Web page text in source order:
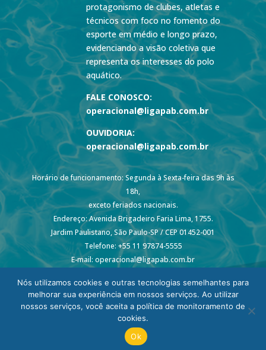
protagonismo de clubes, atletas e
técnicos com foco no fomento do
esporte em médio e longo prazo,
evidenciando a visão coletiva que
representa os interesses do polo
aquático.
FALE CONOSCO:
operacional@ligapab.com.br
OUVIDORIA:
operacional@ligapab.com.br
Horário de funcionamento: Segunda à Sexta-feira das 9h às
18h,
exceto feriados nacionais.
Endereço: Avenida Brigadeiro Faria Lima, 1755.
Jardim Paulistano, São Paulo-SP / CEP 01452-001
Telefone: +55 11 97874-5555
E-mail: operacional@ligapab.com.br
© 2024 todos os direitos reservados – Liga PAB
Desenvolvimento: p45m0
Nós utilizamos cookies e outras tecnologias semelhantes para
melhorar sua experiência em nossos serviços. Ao utilizar
nossos serviços, você aceita a política de monitoramento de
cookies.
Ok